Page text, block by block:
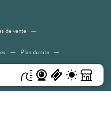
de vente
Plan du site